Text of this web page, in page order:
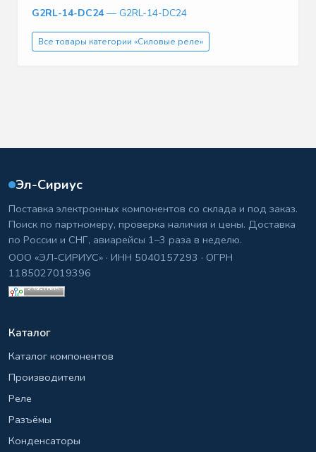
G2RL-14-DC24— G2RL-14-DC24
Все товары категории «Силовые реле»
Эл-Сириус
Поставка электронных компонентов со склада и под заказ.
Поиск по партномеру, проверка наличия и цены. Доставка
по России и СНГ, авиарейсы 1–3 раза в неделю.
ООО «ЭЛ-СИРИУС» · ИНН 5040157293 · ОГРН
1185027019396
Каталог
Каталог компонентов
Производители
Реле
Разъёмы
Конденсаторы